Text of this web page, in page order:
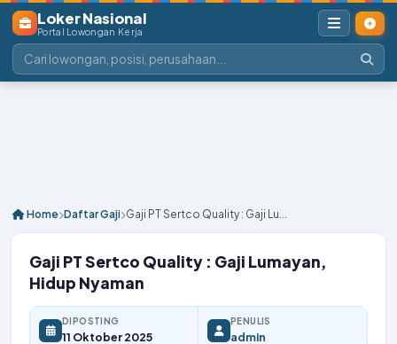
Loker Nasional
Portal Lowongan Kerja
Home Daftar Gaji Gaji PT Sertco Quality : Gaji Lu...
Gaji PT Sertco Quality : Gaji Lumayan,
Hidup Nyaman
DIPOSTING
11 Oktober 2025
PENULIS
admin